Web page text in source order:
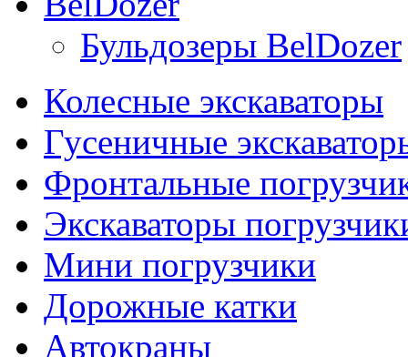
Бульдозеры BelDozer
Колесные экскаваторы
Гусеничные
Фронтальные
Экскаваторы
Мини погрузчики
Дорожные катки
Автокраны